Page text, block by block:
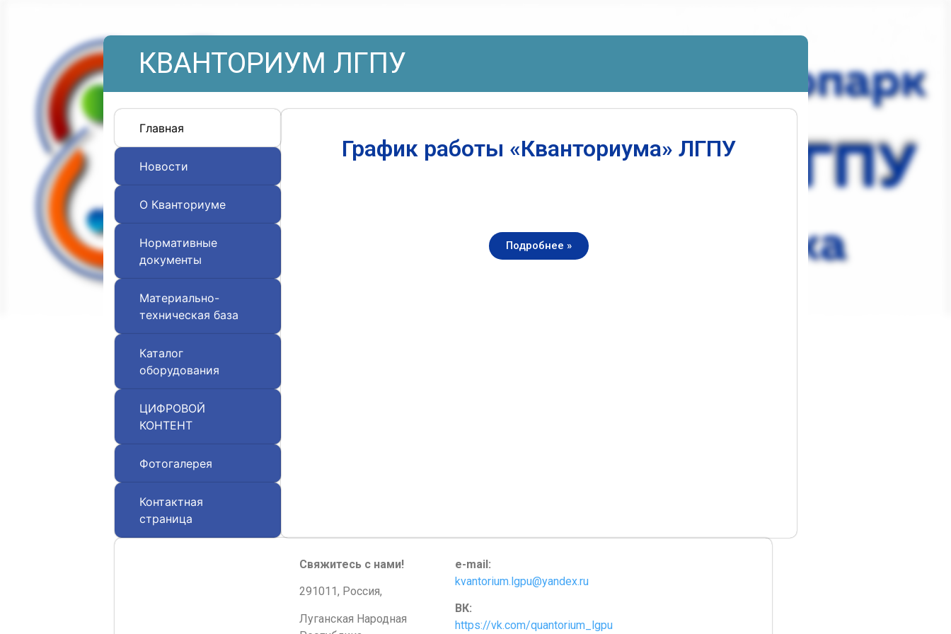
КВАНТОРИУМ ЛГПУ
Главная
Новости
О Кванториуме
Нормативные
документы
Материально-
техническая база
Каталог
оборудования
ЦИФРОВОЙ
КОНТЕНТ
Фотогалерея
Контактная
страница
График работы «Кванториума» ЛГПУ
Подробнее »
Свяжитесь с нами!
291011, Россия,
Луганская Народная
e-mail:
kvantorium.lgpu@yandex.ru
ВК:
https://vk.com/quantorium_lgpu